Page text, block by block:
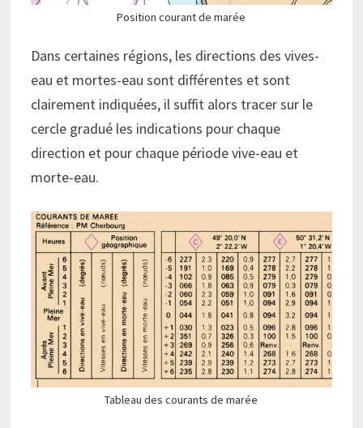
Position courant de marée
Dans certaines régions, les directions des vives-
eau et mortes-eau sont différentes et sont
clairement indiquées, il suffit alors tracer sur le
cercle gradué les indications pour chaque
direction et pour chaque période vive-eau et
morte-eau.
Tableau des courants de marée